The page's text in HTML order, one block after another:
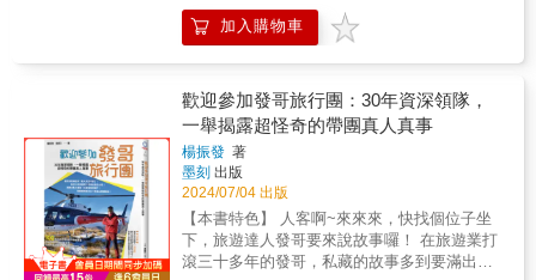
的勇氣，踏遍西班牙等十一國，用文字敘述，
不再被他人定義，而是要成為真正的自己。 刻
劃每一個在旅途中觸動內心的真實時刻，用心
重新去感受這世界。即刻啟程吧！
☆☆☆ & ▎給自己小小的自信，給自己安心的
保證；鍛鍊一個人旅行的快樂肌肉，從現在開
國各地的市場&hellip;&hellip;但隨著年齡增長，
安定感與依賴性已經達到「愉快舒適圈」的巔
峰，有一天卻突然被問，你一個人沒問題吧？
她開始懷疑難道這是安靜變老的聲音？ & ▎我
能夠一個人旅行嗎？ ▎ 她深知自己是個害羞膽
小，不擅與人交流內向性格的人。與陌生人說
話感到不安，對沒去過的地方覺得危險，但她
想重啟一個人旅行，去嘗試一期一會的趣味、
去試吃從來沒吃過的食物，甚至大膽表達即使
加入購物車
歡迎參加發哥旅行團：30年資深領隊，
一舉揭露超怪奇的帶團真人真事
楊振發 著
墨刻 出版
2024/07/04 出版
【本書特色】 人客啊~來來來，快找個位子坐
下，旅遊達人發哥要來說故事囉！ 在旅遊業打
滾三十多年的發哥，私藏的故事多到要滿出倉